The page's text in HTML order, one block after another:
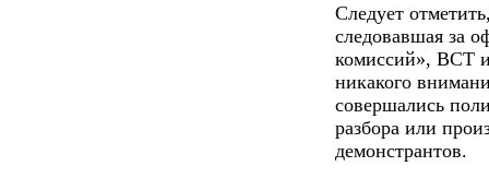
Следует
следовавшая за
комиссий», ВСТ
никакого
совершались
разбора или
демонстрантов.